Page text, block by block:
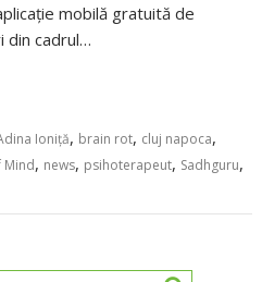
mobilă gratuită de
din cadrul…
Ioniță, brain rot, cluj napoca,
Mind, news, psihoterapeut, Sadhguru,